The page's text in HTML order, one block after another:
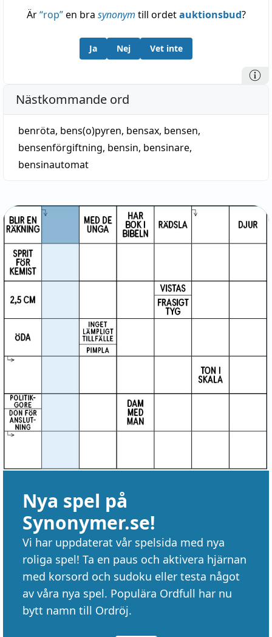
Är“rop”en bra synonym till ordetauktionsbud?
Ja Nej Vet inte
Nästkommande ord
benröta, bens(o)pyren, bensax, bensen,
bensenförgiftning, bensin, bensinare,
bensinautomat
Nya spel på
Synonymer.se!
Vi har uppdaterat vår spelsida med nya
roliga spel! Ta en paus och aktivera hjärnan
med korsord och sudoku eller testa något
av våra nya spel. Populära Ordfull har nu
bytt namn till Ordröj.